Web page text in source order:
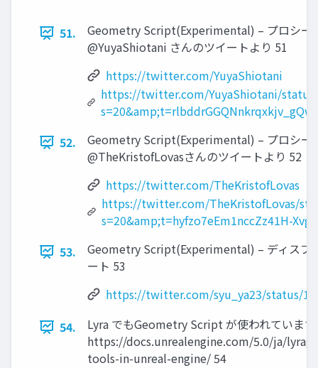
51.
Geometry Script(Experimental) – プロシー
@YuyaShiotani さんのツイートより 51
https://twitter.com/YuyaShiotani
https://twitter.com/YuyaShiotani/status/
s=20&amp;t=rlbddrGGQNnkrqxkjv_gQw
52.
Geometry Script(Experimental) – プロシー
@TheKristofLovasさんのツイートより 52
https://twitter.com/TheKristofLovas
https://twitter.com/TheKristofLovas/
s=20&amp;t=hyfzo7eEm1nccZz41H-Xvg
53.
Geometry Script(Experimental) – ディスプ
ート 53
https://twitter.com/syu_ya23/status/
54.
Lyra でもGeometry Script が使われています
https://docs.unrealengine.com/5.0/ja/
tools-in-unreal-engine/ 54